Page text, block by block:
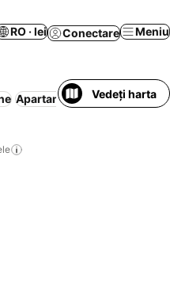
RO · lei Conectare Meniu
Apartament în regim hotelier
Vedeți harta